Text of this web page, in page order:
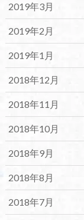
2019年3月
2019年2月
2019年1月
2018年12月
2018年11月
2018年10月
2018年9月
2018年8月
2018年7月